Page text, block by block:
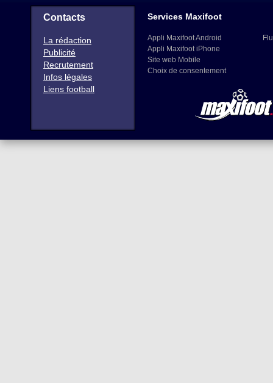
Contacts
La rédaction
Publicité
Recrutement
Infos légales
Liens football
Services Maxifoot
Appli Maxifoot Android
Appli Maxifoot iPhone
Site web Mobile
Choix de consentement